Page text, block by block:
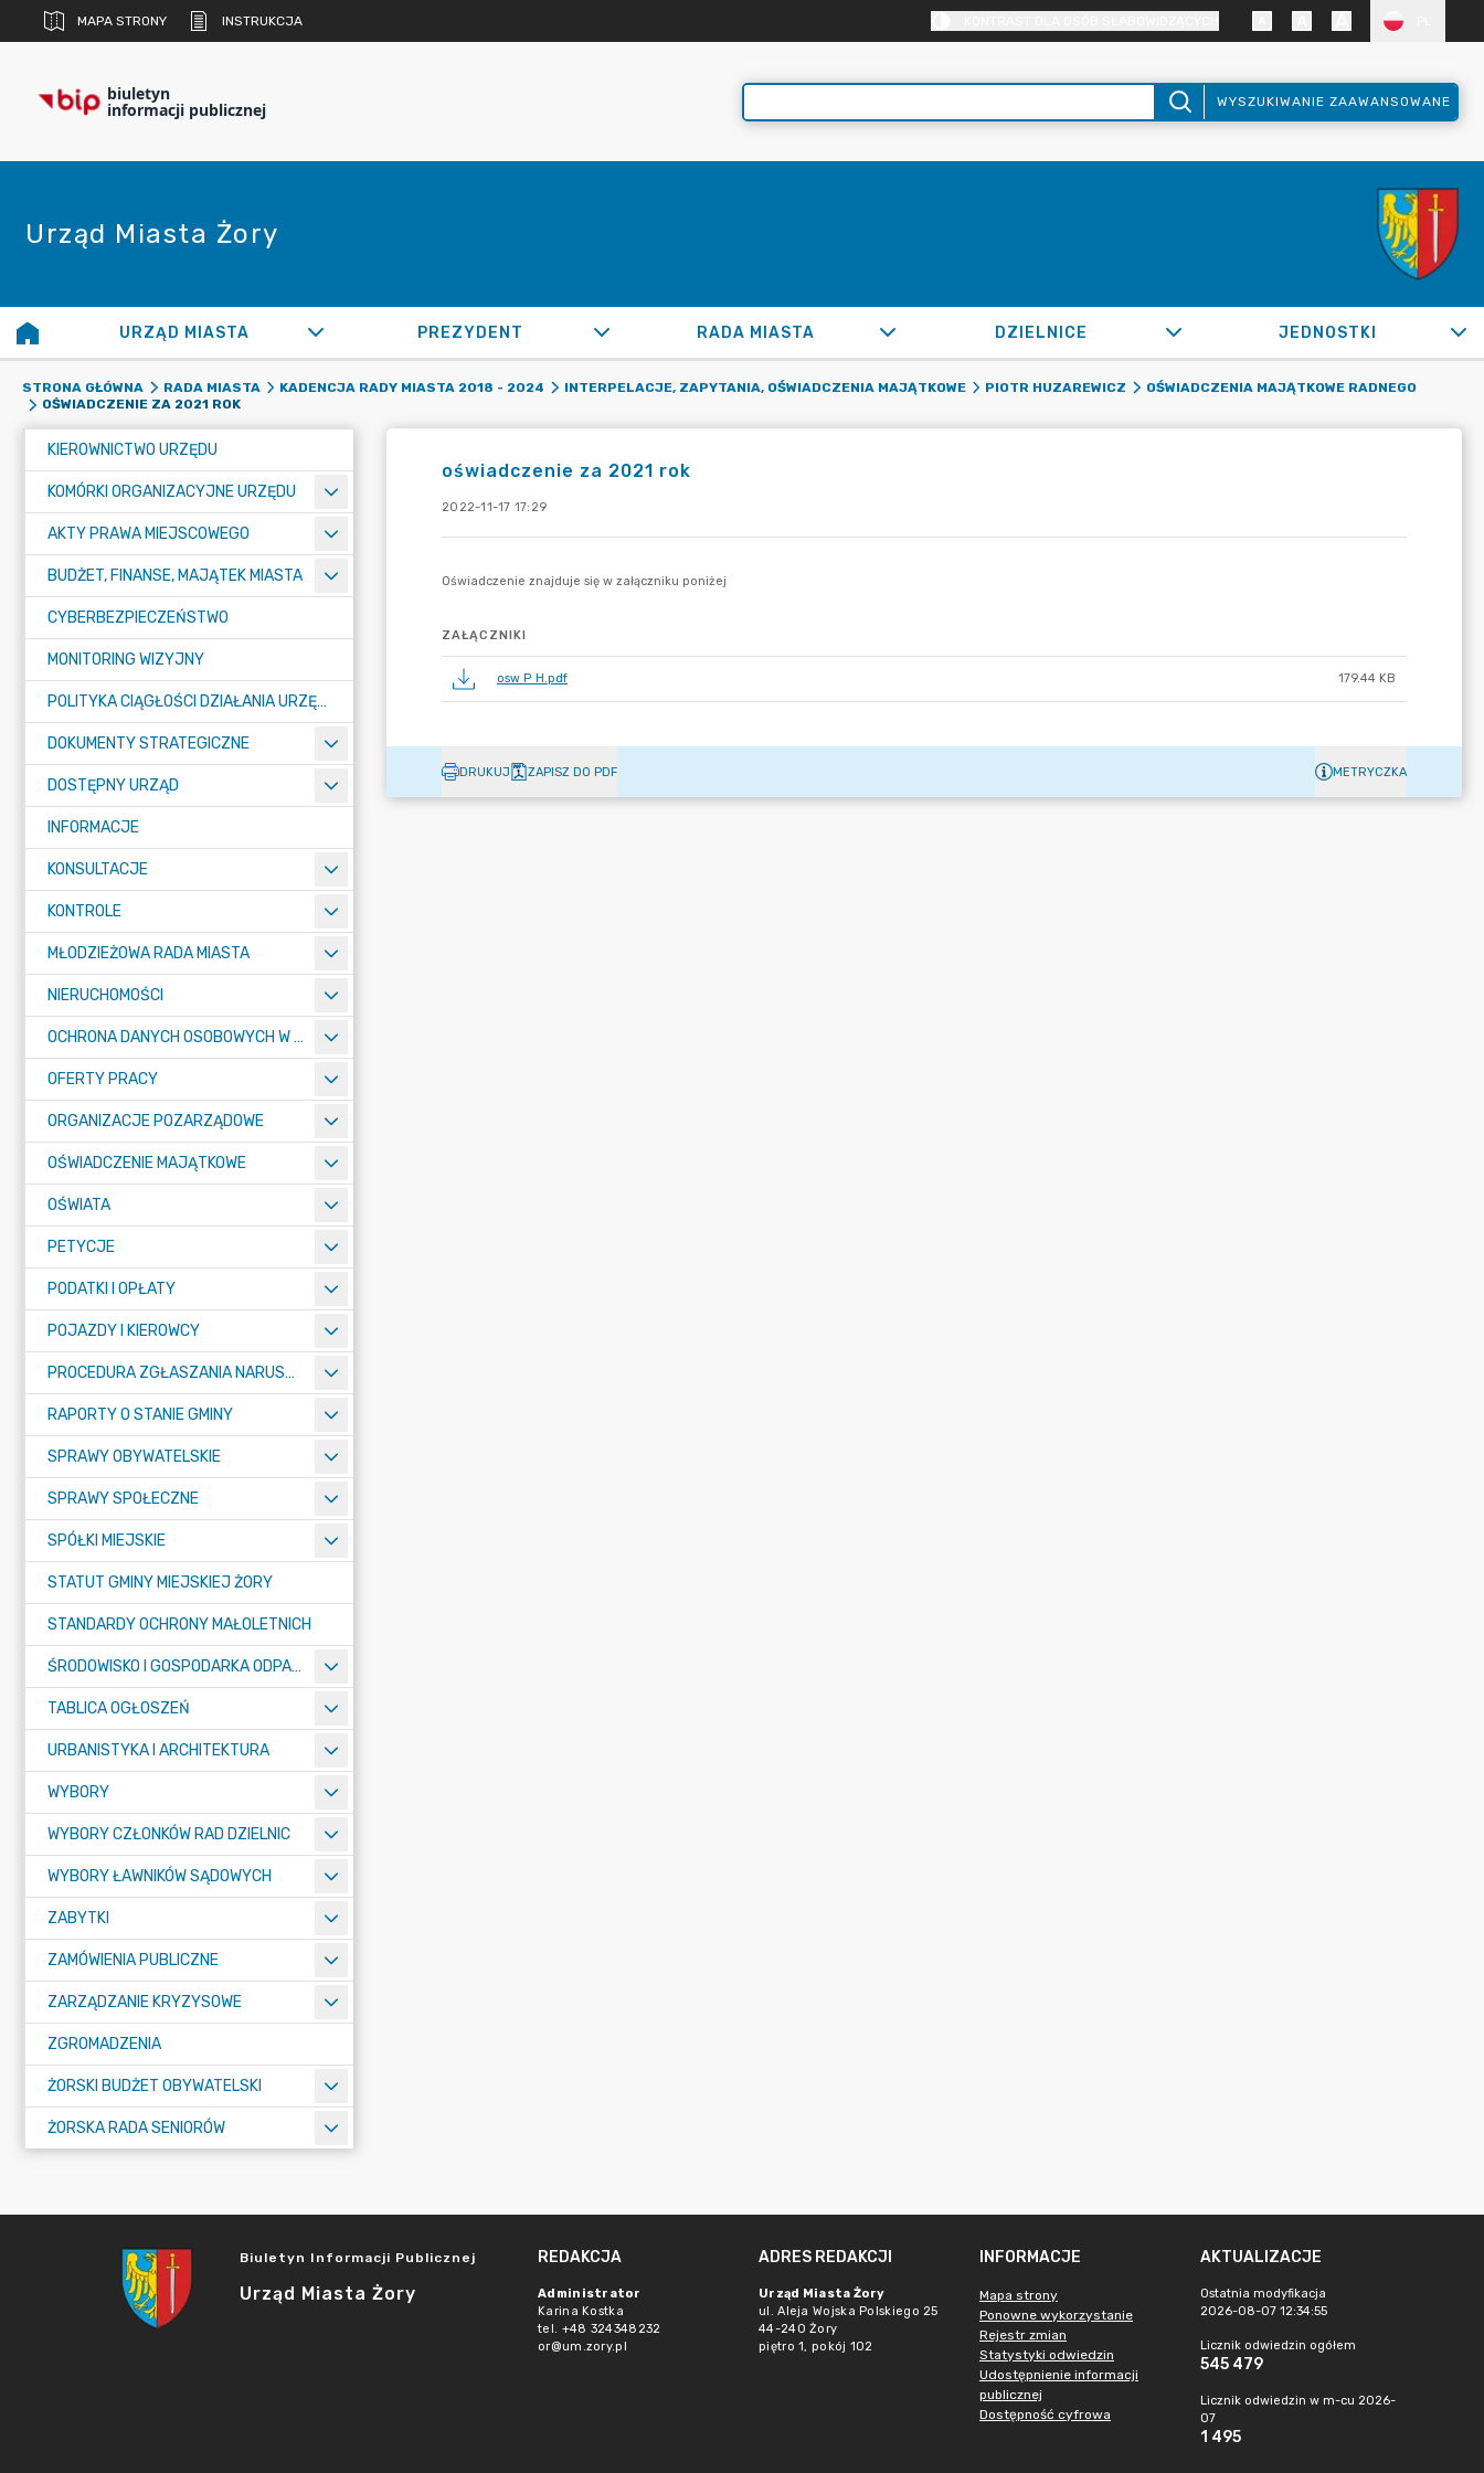
MAPA STRONY INSTRUKCJA
biuletyn
informacji publicznej WYSZUKIWANIE ZAAWANSOWANE
Urząd Miasta Żory
URZĄD MIASTA PREZYDENT RADA MIASTA DZIELNICE JEDNOSTKI
STRONA GŁÓWNA RADA MIASTA KADENCJA RADY MIASTA 2018 - 2024 INTERPELACJE, ZAPYTANIA, OŚWIADCZENIA MAJĄTKOWE PIOTR HUZAREWICZ
OŚWIADCZENIA MAJĄTKOWE RADNEGO
OŚWIADCZENIE ZA 2021 ROK
KIEROWNICTWO URZĘDU
KOMÓRKI ORGANIZACYJNE URZĘDU
AKTY PRAWA MIEJSCOWEGO
BUDŻET, FINANSE, MAJĄTEK MIASTA
CYBERBEZPIECZEŃSTWO
MONITORING WIZYJNY
POLITYKA CIĄGŁOŚCI DZIAŁANIA URZĘDU MIASTA ŻORY
DOKUMENTY STRATEGICZNE
DOSTĘPNY URZĄD
INFORMACJE
KONSULTACJE
KONTROLE
MŁODZIEŻOWA RADA MIASTA
NIERUCHOMOŚCI
OCHRONA DANYCH OSOBOWYCH W URZĘDZIE MIASTA ŻORY - RODO
OFERTY PRACY
ORGANIZACJE POZARZĄDOWE
OŚWIADCZENIE MAJĄTKOWE
OŚWIATA
PETYCJE
PODATKI I OPŁATY
POJAZDY I KIEROWCY
PROCEDURA ZGŁASZANIA NARUSZEŃ PRAWA
RAPORTY O STANIE GMINY
SPRAWY OBYWATELSKIE
SPRAWY SPOŁECZNE
SPÓŁKI MIEJSKIE
STATUT GMINY MIEJSKIEJ ŻORY
STANDARDY OCHRONY MAŁOLETNICH
ŚRODOWISKO I GOSPODARKA ODPADAMI
TABLICA OGŁOSZEŃ
URBANISTYKA I ARCHITEKTURA
WYBORY
WYBORY CZŁONKÓW RAD DZIELNIC
WYBORY ŁAWNIKÓW SĄDOWYCH
ZABYTKI
ZAMÓWIENIA PUBLICZNE
ZARZĄDZANIE KRYZYSOWE
ZGROMADZENIA
ŻORSKI BUDŻET OBYWATELSKI
ŻORSKA RADA SENIORÓW
oświadczenie za 2021 rok
2022-11-17 17:29
ZAŁĄCZNIKI
osw P H.pdf 179.44 KB
DRUKUJ ZAPISZ DO PDF METRYCZKA
Biuletyn Informacji Publicznej
Urząd Miasta Żory
REDAKCJA
Administrator
Karina Kostka
tel. +48 324348232
or@um.zory.pl
ADRES REDAKCJI
Urząd Miasta Żory
ul. Aleja Wojska Polskiego 25
44-240 Żory
piętro 1, pokój 102
INFORMACJE
Mapa strony
Ponowne wykorzystanie
Rejestr zmian
Statystyki odwiedzin
Udostępnienie informacji
publicznej
Dostępność cyfrowa
AKTUALIZACJE
Ostatnia modyfikacja
2026-08-07 12:34:55
Licznik odwiedzin ogółem
545 479
Licznik odwiedzin w m-cu 2026-
07
1 495